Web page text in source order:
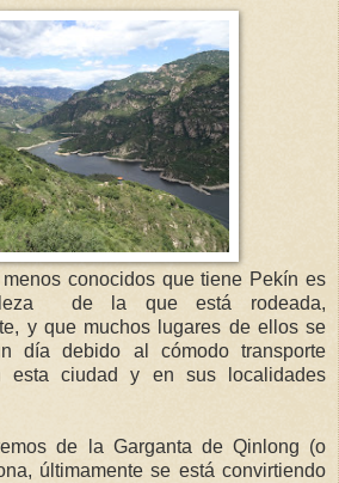
conocidos que tiene Pekín es
de la que está rodeada,
y que muchos lugares de ellos se
día debido al cómodo transporte
esta ciudad y en sus localidades
de la Garganta de Qinlong (o
últimamente se está convirtiendo